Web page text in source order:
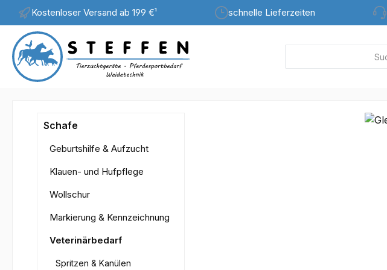
Hauptinhalt springen
Zur Suche springen
Zur Hauptnavigation springen
Kostenloser Versand ab 199 €¹ schnelle Lieferzeiten
Schafe
Geburtshilfe & Aufzucht
Klauen- und Hufpflege
Wollschur
Markierung & Kennzeichnung
Veterinärbedarf
Spritzen & Kanülen